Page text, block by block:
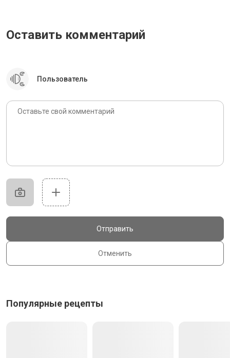
Оставить комментарий
Пользователь
Отменить
Отправить
Популярные рецепты